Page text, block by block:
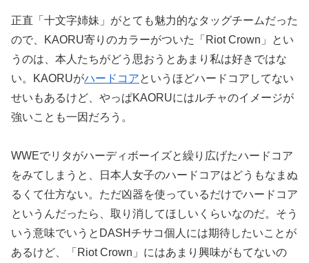
正直「十文字姉妹」がとても魅力的なタッグチームだった
ので、KAORU寄りのカラーがついた「Riot Crown」とい
うのは、本人たちがどう思おうとあまり私は好きではな
い。KAORUがハードコアというほどハードコアしてない
せいもあるけど、やっぱKAORUにはルチャのイメージが
強いことも一因だろう。
WWEでリタがハーディボーイズと繰り広げたハードコア
をみてしまうと、日本人女子のハードコアはどうもなまぬ
るくて仕方ない。ただ凶器を使っているだけでハードコア
というんだったら、取り消してほしいくらいなのだ。そう
いう意味でいうとDASHチサコ個人には期待したいことが
あるけど、「Riot Crown」にはあまり興味がもてないの